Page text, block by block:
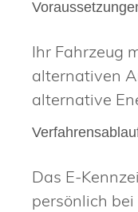
Ihr Fahrzeug
alternativen
alternative
Das E-
persönlich